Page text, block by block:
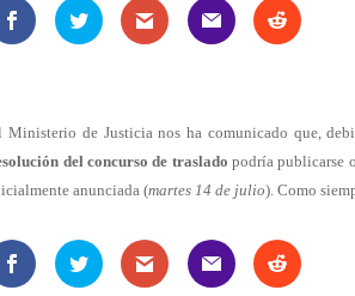
Ministerio de Justicia nos ha comunicado que,
del concurso de traslado podría publicarse
anunciada (martes 14 de julio). Como